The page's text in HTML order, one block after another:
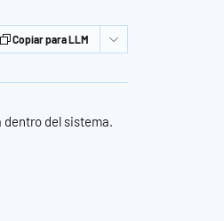
Copiar para LLM
dentro del sistema.